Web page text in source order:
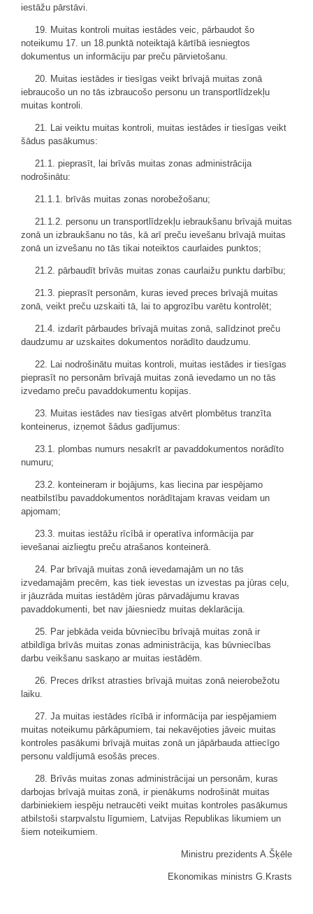
iestāžu pārstāvi.
19. Muitas kontroli muitas iestādes veic, pārbaudot šo
noteikumu 17. un 18.punktā noteiktajā kārtībā iesniegtos
dokumentus un informāciju par preču pārvietošanu.
20. Muitas iestādes ir tiesīgas veikt brīvajā muitas zonā
iebraucošo un no tās izbraucošo personu un transportlīdzekļu
muitas kontroli.
21. Lai veiktu muitas kontroli, muitas iestādes ir tiesīgas veikt
šādus pasākumus:
21.1. pieprasīt, lai brīvās muitas zonas administrācija
nodrošinātu:
21.1.1. brīvās muitas zonas norobežošanu;
21.1.2. personu un transportlīdzekļu iebraukšanu brīvajā muitas
zonā un izbraukšanu no tās, kā arī preču ievešanu brīvajā muitas
zonā un izvešanu no tās tikai noteiktos caurlaides punktos;
21.2. pārbaudīt brīvās muitas zonas caurlaižu punktu darbību;
21.3. pieprasīt personām, kuras ieved preces brīvajā muitas
zonā, veikt preču uzskaiti tā, lai to apgrozību varētu kontrolēt;
21.4. izdarīt pārbaudes brīvajā muitas zonā, salīdzinot preču
daudzumu ar uzskaites dokumentos norādīto daudzumu.
22. Lai nodrošinātu muitas kontroli, muitas iestādes ir tiesīgas
pieprasīt no personām brīvajā muitas zonā ievedamo un no tās
izvedamo preču pavaddokumentu kopijas.
23. Muitas iestādes nav tiesīgas atvērt plombētus tranzīta
konteinerus, izņemot šādus gadījumus:
23.1. plombas numurs nesakrīt ar pavaddokumentos norādīto
numuru;
23.2. konteineram ir bojājums, kas liecina par iespējamo
neatbilstību pavaddokumentos norādītajam kravas veidam un
apjomam;
23.3. muitas iestāžu rīcībā ir operatīva informācija par
ievešanai aizliegtu preču atrašanos konteinerā.
24. Par brīvajā muitas zonā ievedamajām un no tās
izvedamajām precēm, kas tiek ievestas un izvestas pa jūras ceļu,
ir jāuzrāda muitas iestādēm jūras pārvadājumu kravas
pavaddokumenti, bet nav jāiesniedz muitas deklarācija.
25. Par jebkāda veida būvniecību brīvajā muitas zonā ir
atbildīga brīvās muitas zonas administrācija, kas būvniecības
darbu veikšanu saskaņo ar muitas iestādēm.
26. Preces drīkst atrasties brīvajā muitas zonā neierobežotu
laiku.
27. Ja muitas iestādes rīcībā ir informācija par iespējamiem
muitas noteikumu pārkāpumiem, tai nekavējoties jāveic muitas
kontroles pasākumi brīvajā muitas zonā un jāpārbauda attiecīgo
personu valdījumā esošās preces.
28. Brīvās muitas zonas administrācijai un personām, kuras
darbojas brīvajā muitas zonā, ir pienākums nodrošināt muitas
darbiniekiem iespēju netraucēti veikt muitas kontroles pasākumus
atbilstoši starpvalstu līgumiem, Latvijas Republikas likumiem un
šiem noteikumiem.
Ministru prezidents A.Šķēle
Ekonomikas ministrs G.Krasts